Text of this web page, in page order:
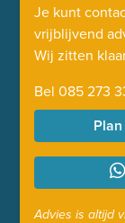
Je kunt
vrijblijvend
Wij zitten
Bel 085 273
Advies is altijd